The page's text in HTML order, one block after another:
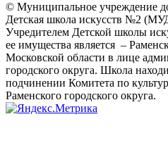
© Муниципальное учреждение
Детская школа искусств №2
Учредителем Детской школы
ее имущества является –
Московской области в лице
городского округа. Школа
подчинении Комитета по
Раменского городского округа.